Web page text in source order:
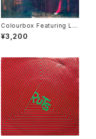
Colourbox Featuring Lor
ita Grahame / Baby I Lov
e You So
¥3,200